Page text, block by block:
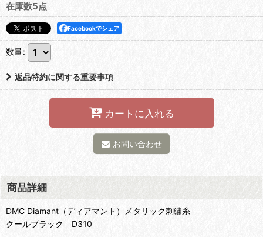
在庫数5点
Facebookでシェア
数量:
返品特約に関する重要事項
カートに入れる
お問い合わせ
商品詳細
DMC Diamant（ディアマント）メタリック刺繍糸
クールブラック D310